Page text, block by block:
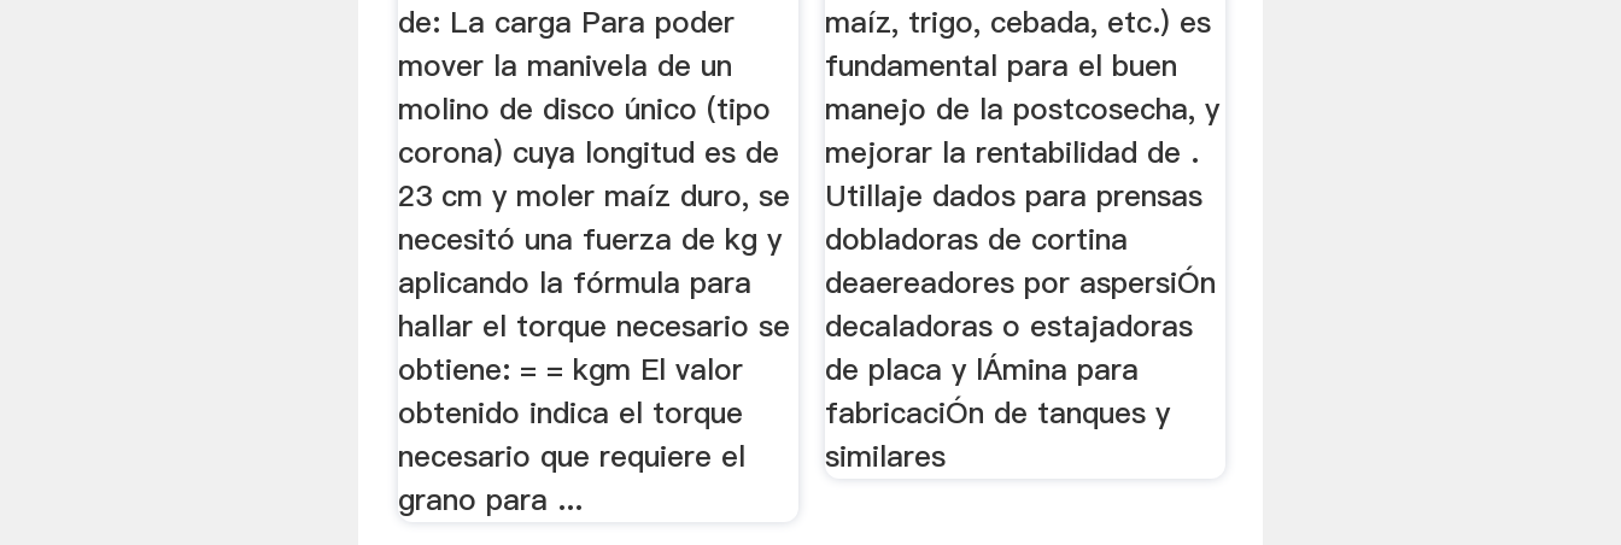
de: La carga Para poder
mover la manivela de un
molino de disco único (tipo
corona) cuya longitud es de
23 cm y moler maíz duro, se
necesitó una fuerza de kg y
aplicando la fórmula para
hallar el torque necesario se
obtiene: = = kgm El valor
obtenido indica el torque
necesario que requiere el
grano para ...
maíz, trigo, cebada, etc.) es
fundamental para el buen
manejo de la postcosecha, y
mejorar la rentabilidad de .
Utillaje dados para prensas
dobladoras de cortina
deaereadores por aspersiÓn
decaladoras o estajadoras
de placa y lÁmina para
fabricaciÓn de tanques y
similares